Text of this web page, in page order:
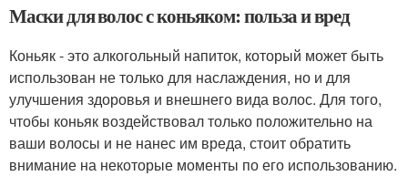
Маски для волос с коньяком: польза и вред
Коньяк - это алкогольный напиток, который может быть
использован не только для наслаждения, но и для
улучшения здоровья и внешнего вида волос. Для того,
чтобы коньяк воздействовал только положительно на
ваши волосы и не нанес им вреда, стоит обратить
внимание на некоторые моменты по его использованию.